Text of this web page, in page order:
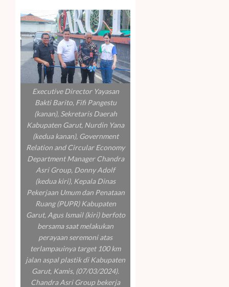
Executive Director Yayasan
Bakti Barito, Fifi Pangestu
(kanan), Sekretaris Daerah
Kabupaten Garut, Nurdin Yana
(kedua kanan), Government
Relation and Circular Economy
Department Manager Chandra
Asri Group, Donny Adolf
(kedua kiri), Kepala Dinas
Pekerjaan Umum dan Penataan
Ruang (PUPR) Kabupaten
Garut, Agus Ismail (kiri) berfoto
bersama saat melakukan
perayaan seremoni atas
terlampauinya target 100 km
jalan aspal plastik di Kabupaten
Garut, Kamis, (07/03/2024).
Chandra Asri Group bekerja